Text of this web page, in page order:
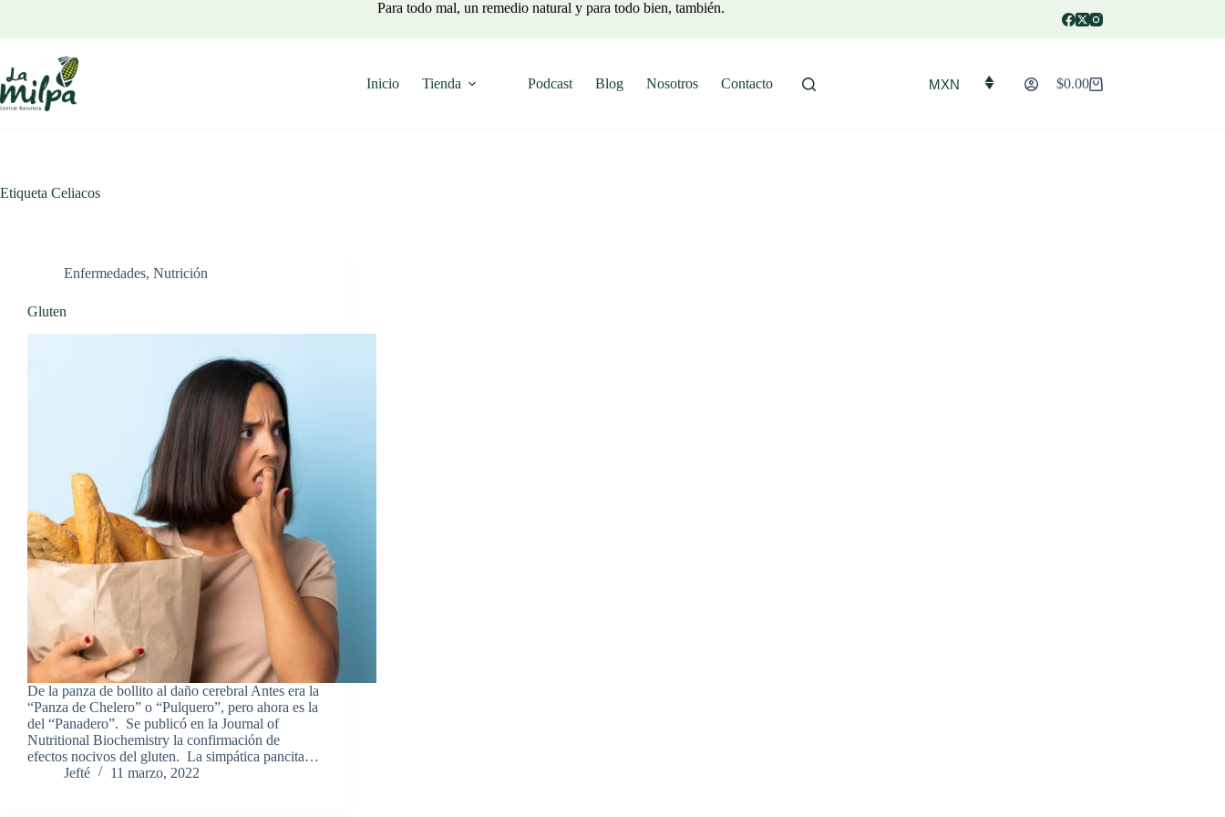
Para todo mal, un remedio natural y para todo bien, también.
Inicio Tienda Podcast Blog Nosotros Contacto MXN
Carro
$0.00
Etiqueta Celiacos
Enfermedades, Nutrición
Gluten
De la panza de bollito al daño cerebral Antes era la
“Panza de Chelero” o “Pulquero”, pero ahora es la
del “Panadero”. Se publicó en la Journal of
Nutritional Biochemistry la confirmación de
efectos nocivos del gluten. La simpática pancita…
Jefté
11 marzo, 2022